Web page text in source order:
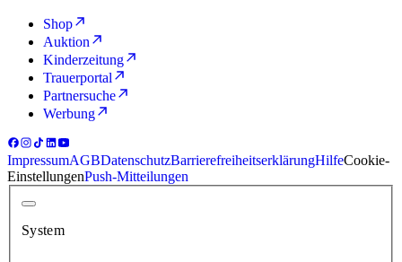
Shop
Auktion
Kinderzeitung
Trauerportal
Partnersuche
Werbung
ImpressumAGBDatenschutzBarrierefreiheitserklärungHilfeCookie-
EinstellungenPush-Mitteilungen
System